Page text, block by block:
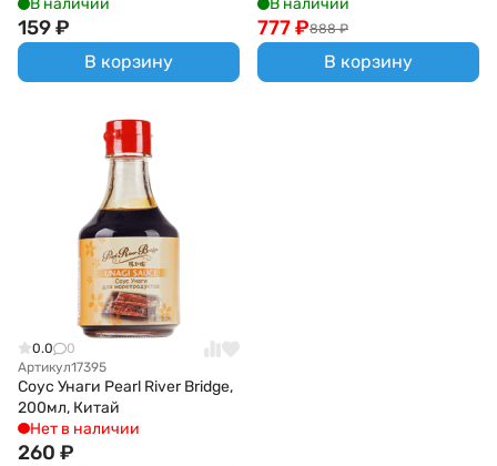
В наличии
159₽
В корзину
В наличии
888 ₽
777₽
В корзину
0.0
0
Артикул17395
Соус Унаги Pearl River Bridge,
200мл, Китай
Нет в наличии
260 ₽